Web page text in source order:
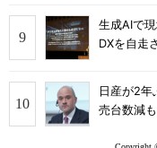
生成AIで
DXを自走
日産が2
売台数減